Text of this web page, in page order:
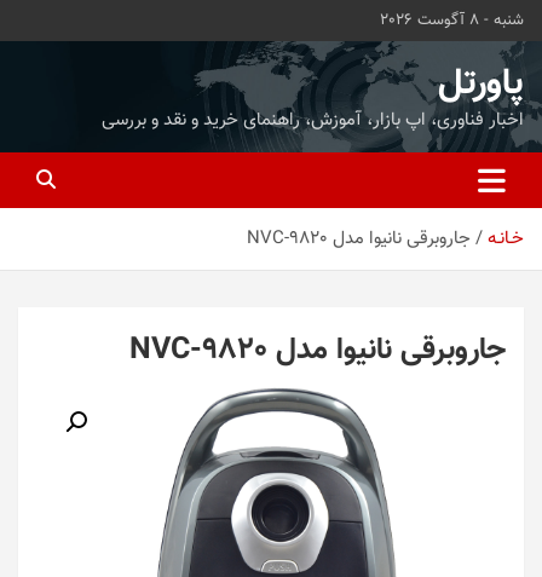
محتوا
بروید
شنبه - 8 آگوست 2026
پاورتل
اخبار فناوری، اپ بازار، آموزش، راهنمای خرید و نقد و بررسی
خـانـه جاروبرقی نانیوا مدل NVC-9820
جاروبرقی نانیوا مدل NVC-9820